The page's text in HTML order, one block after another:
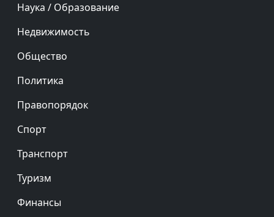
Наука / Образование
Недвижимость
Общество
Политика
Правопорядок
Спорт
Транспорт
Туризм
Финансы